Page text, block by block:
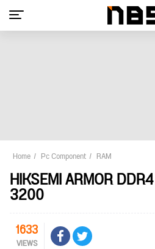
Home Pc Component RAM
HIKSEMI ARMOR
3200
1633
VIEWS